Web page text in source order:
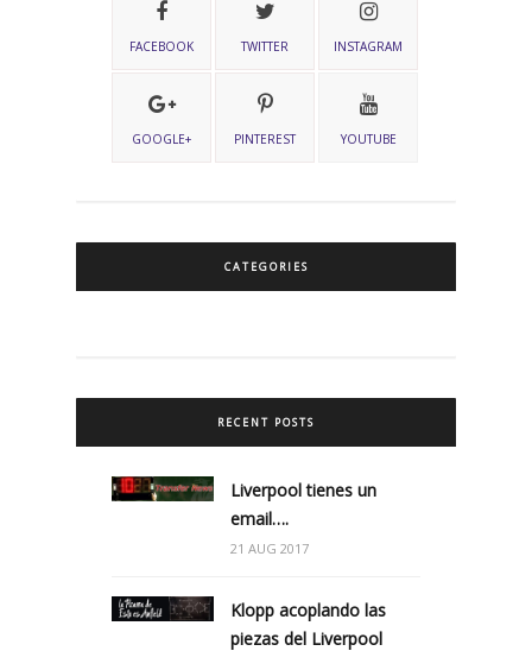
FACEBOOK TWITTER INSTAGRAM
GOOGLE+ PINTEREST YOUTUBE
CATEGORIES
RECENT POSTS
Liverpool tienes un
email….
21 AUG 2017
Klopp acoplando las
piezas del Liverpool